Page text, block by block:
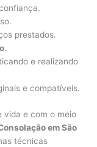
prestados.
.
e realizando
e compatíveis.
vida e com o meio
em São
técnicas